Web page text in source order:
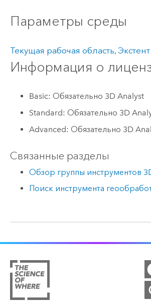
Параметры среды
Текущая рабочая область, Экстент
Информация о
Basic: Обязательно 3D Analyst
Standard: Обязательно 3D
Advanced: Обязательно 3D
Связанные разделы
Обзор группы инструментов
Поиск инструмента